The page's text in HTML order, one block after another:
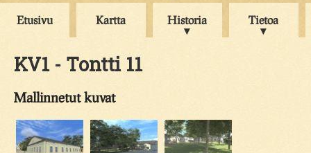
Etusivu Kartta Historia Tietoa
KV1 - Tontti 11
Mallinnetut kuvat